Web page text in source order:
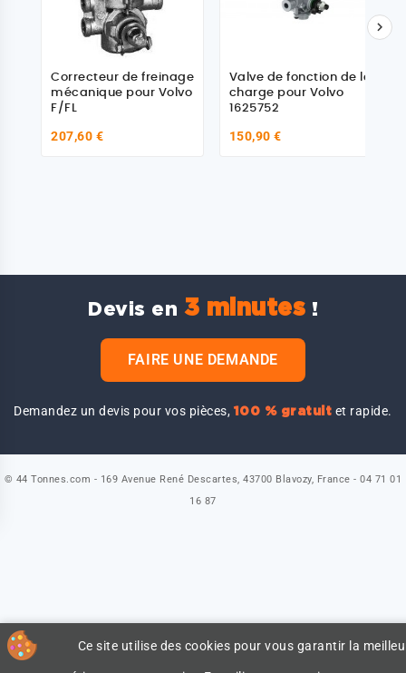
Correcteur de freinage
mécanique pour Volvo
F/FL
207,60 €
Valve de fonction de la
charge pour Volvo
1625752
150,90 €

Devis en 3 minutes !
FAIRE UNE DEMANDE
Demandez un devis pour vos pièces, 100 % gratuit et rapide.
Ce site utilise des cookies pour vous garantir la
© 44 Tonnes.com - 169 Avenue René Descartes, 43700 Blavozy, France - 04 71 01
16 87